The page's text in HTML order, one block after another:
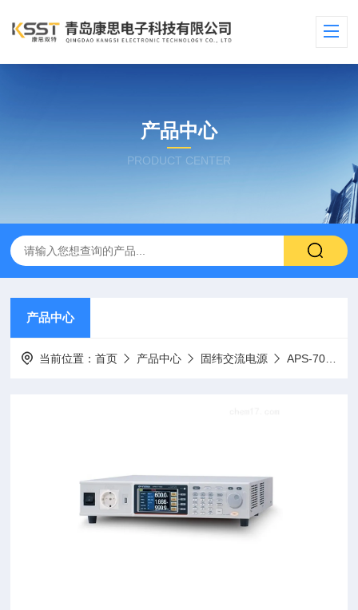
产品中心
PRODUCT CENTER
产品中心
当前位置：首页 产品中心 固纬交流电源 APS-7000系列交流电源